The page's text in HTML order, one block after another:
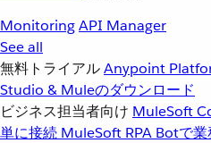
MonitoringAPI Manager
See all
無料トライアルAnypoint
Studio & Muleのダウンロード
ビジネス担当者向け MuleSoft
単に接続 MuleSoft RPA Botで